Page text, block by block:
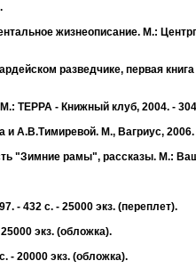
жизнеописание. М.:
разведчике, первая
ТЕРРА - Книжный клуб, 2004. -
А.В.Тимиревой. М., Вагриус,
"Зимние рамы", рассказы. М.:
- 432 с. - 25000 экз. (переплет).
экз. (обложка).
- 20000 экз. (обложка).